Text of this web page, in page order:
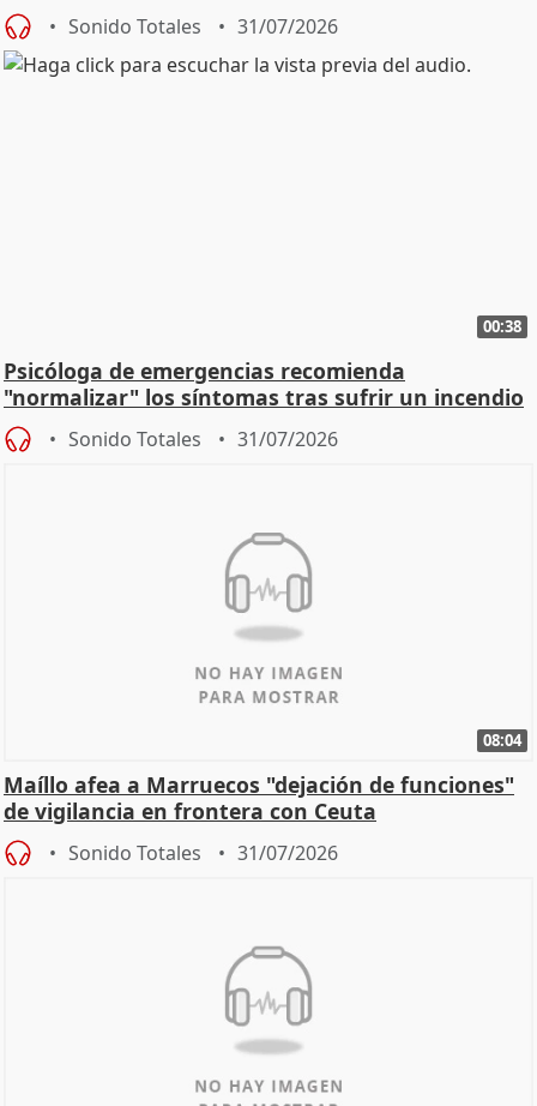
Sonido Totales 31/07/2026
00:38
Psicóloga de emergencias recomienda
"normalizar" los síntomas tras sufrir un incendio
Sonido Totales 31/07/2026
08:04
Maíllo afea a Marruecos "dejación de funciones"
de vigilancia en frontera con Ceuta
Sonido Totales 31/07/2026